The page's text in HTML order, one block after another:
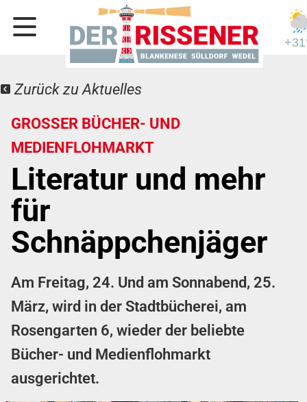
Zurück zu Aktuelles
GROSSER BÜCHER- UND M
EDIENFLOHMARKT
Literatur und mehr
für
Schnäppchenjäger
Am Freitag, 24. Und am Sonnabend, 25.
März,wird in der Stadtbücherei, am
Rosengarten 6, wieder der beliebte
Bücher- und Medienflohmarkt
ausgerichtet.